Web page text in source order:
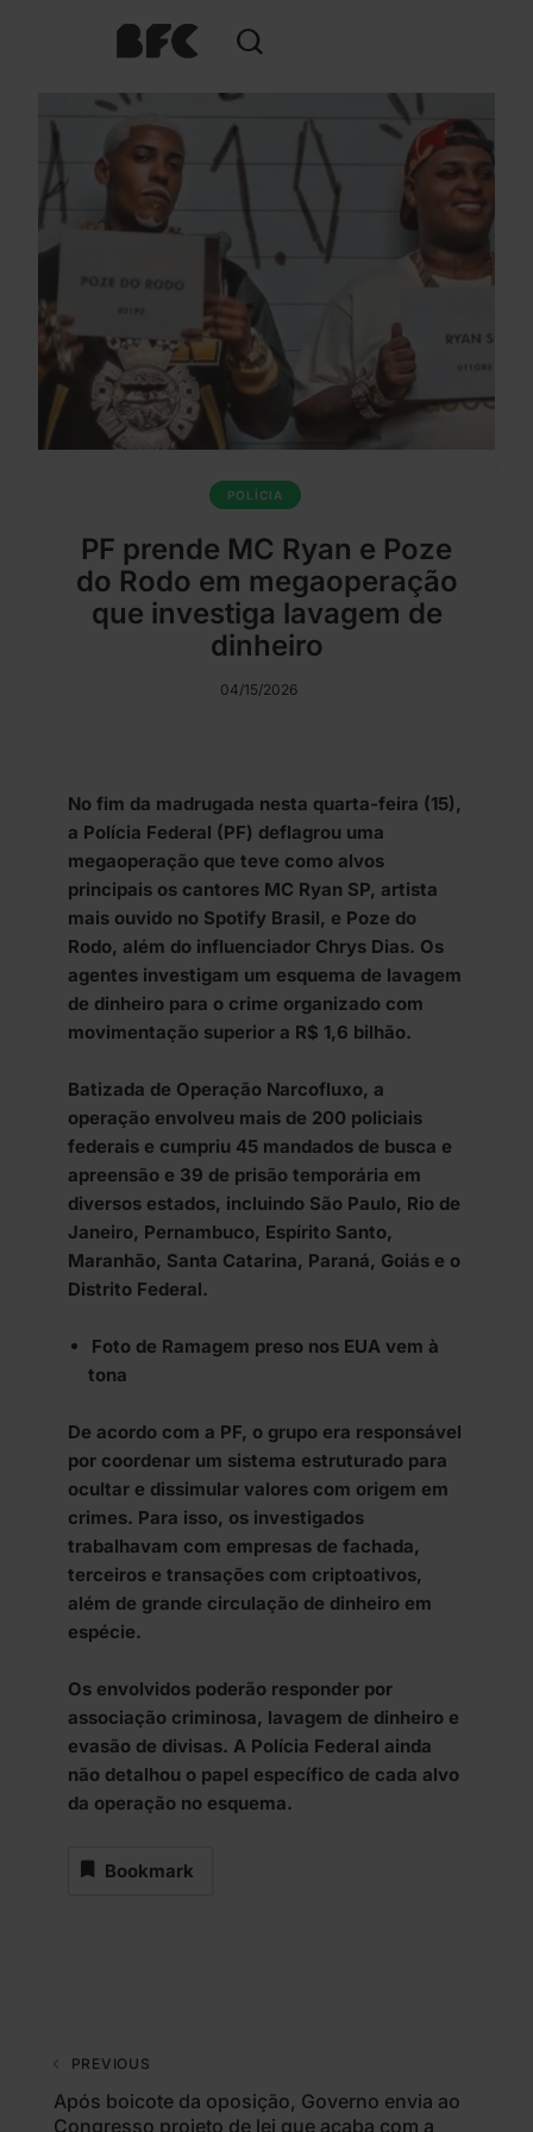
POLÍCIA
PF prende MC Ryan e Poze
do Rodo em megaoperação
que investiga lavagem de
dinheiro
04/15/2026
No fim da madrugada nesta quarta-feira (15),
a Polícia Federal (PF) deflagrou uma
megaoperação que teve como alvos
principais os cantores MC Ryan SP, artista
mais ouvido no Spotify Brasil, e Poze do
Rodo, além do influenciador Chrys Dias. Os
agentes investigam um esquema de lavagem
de dinheiro para o crime organizado com
movimentação superior a R$ 1,6 bilhão.
Batizada de Operação Narcofluxo, a
operação envolveu mais de 200 policiais
federais e cumpriu 45 mandados de busca e
apreensão e 39 de prisão temporária em
diversos estados, incluindo São Paulo, Rio de
Janeiro, Pernambuco, Espírito Santo,
Maranhão, Santa Catarina, Paraná, Goiás e o
Distrito Federal.
Foto de Ramagem preso nos EUA vem à
tona
De acordo com a PF, o grupo era responsável
por coordenar um sistema estruturado para
ocultar e dissimular valores com origem em
crimes. Para isso, os investigados
trabalhavam com empresas de fachada,
terceiros e transações com criptoativos,
além de grande circulação de dinheiro em
espécie.
Os envolvidos poderão responder por
associação criminosa, lavagem de dinheiro e
evasão de divisas. A Polícia Federal ainda
não detalhou o papel específico de cada alvo
da operação no esquema.
Bookmark
PREVIOUS
Após boicote da oposição, Governo envia ao
Congresso projeto de lei que acaba com a